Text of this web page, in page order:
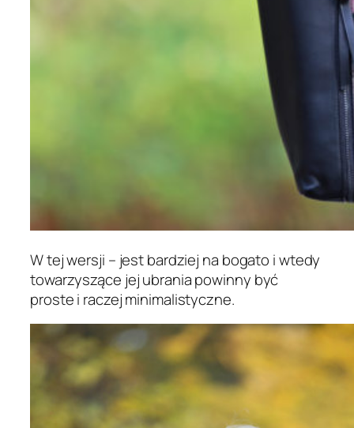
W tej wersji – jest bardziej na bogato i wtedy
towarzyszące jej ubrania powinny być
proste i raczej minimalistyczne.